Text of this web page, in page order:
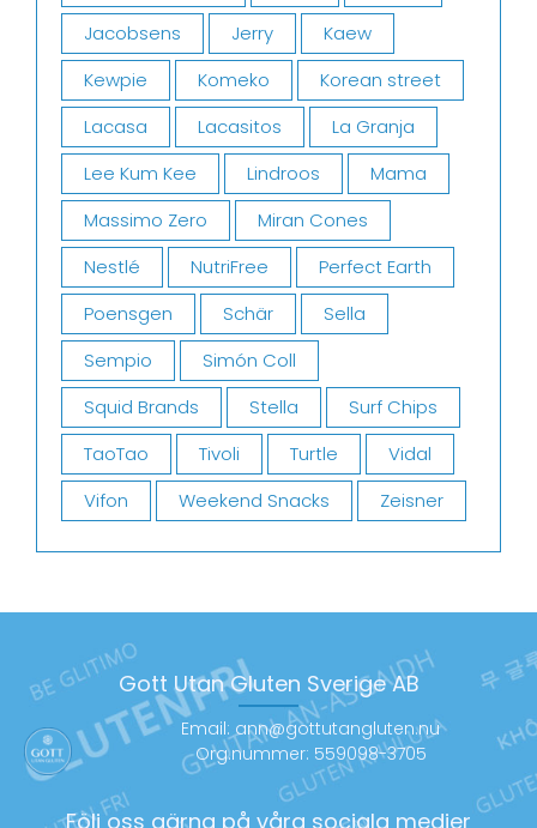
Jacobsens
Jerry
Kaew
Kewpie
Komeko
Korean street
Lacasa
Lacasitos
La Granja
Lee Kum Kee
Lindroos
Mama
Massimo Zero
Miran Cones
Nestlé
NutriFree
Perfect Earth
Poensgen
Schär
Sella
Sempio
Simón Coll
Squid Brands
Stella
Surf Chips
TaoTao
Tivoli Turtle
Vidal
Vifon
Weekend Snacks Zeisner
Gott Utan Gluten Sverige AB
Email: ann@gottutangluten.nu
Org.nummer: 559098-3705
Följ oss gärna på våra sociala medier